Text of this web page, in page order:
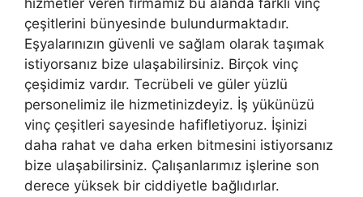
hizmetler veren firmamız bu alanda farklı vinç
çeşitlerini bünyesinde bulundurmaktadır.
Eşyalarınızın güvenli ve sağlam olarak taşımak
istiyorsanız bize ulaşabilirsiniz. Birçok vinç
çeşidimiz vardır. Tecrübeli ve güler yüzlü
personelimiz ile hizmetinizdeyiz. İş yükünüzü
vinç çeşitleri sayesinde hafifletiyoruz. İşinizi
daha rahat ve daha erken bitmesini istiyorsanız
bize ulaşabilirsiniz. Çalışanlarımız işlerine son
derece yüksek bir ciddiyetle bağlıdırlar.